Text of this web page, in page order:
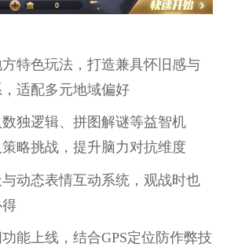
特色玩法，打造兼具怀旧感与
适配多元地域偏好
独逻辑、拼图解谜等益智机
略挑战，提升脑力对抗维度
动态表情互动系统，观战时也
能上线，结合GPS定位防作弊技